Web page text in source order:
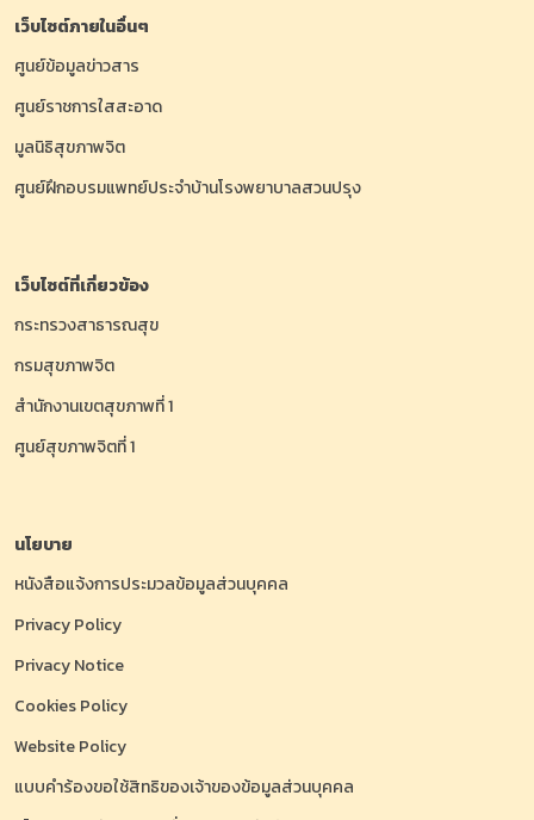
เว็บไซต์ภายในอื่นๆ
ศูนย์ข้อมูลข่าวสาร
ศูนย์ราชการใสสะอาด
มูลนิธิสุขภาพจิต
ศูนย์ฝึกอบรมแพทย์ประจำบ้านโรงพยาบาลสวนปรุง
เว็บไซต์ที่เกี่ยวข้อง
กระทรวงสาธารณสุข
กรมสุขภาพจิต
สำนักงานเขตสุขภาพที่ 1
ศูนย์สุขภาพจิตที่ 1
นโยบาย
หนังสือแจ้งการประมวลข้อมูลส่วนบุคคล
Privacy Policy
Privacy Notice
Cookies Policy
Website Policy
แบบคำร้องขอใช้สิทธิของเจ้าของข้อมูลส่วนบุคคล